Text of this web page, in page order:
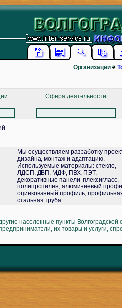
Организации
Сфера деятельности
Мы осуществляем разработку
дизайна, монтаж и адаптацию.
Используемые материалы: стекло,
ЛДСП, ДВП, МДФ, ПВХ, ПЭТ,
декоративные панели, плексигласс,
полипропилен, алюминиевый
оцинкованный профиль,
стальная труба
населенные пункты Волгоградской
их товары и услуги,